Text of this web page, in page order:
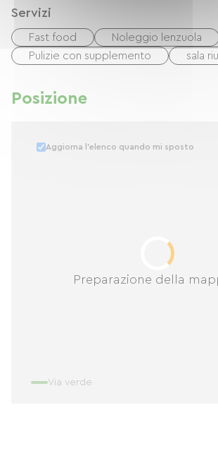
Servizi
Fast food
Noleggio lenzuola
Pulizie con supplemento
sala
Posizione
Preparazione della
Aggiorna l'elenco quando mi sposto
Via verde